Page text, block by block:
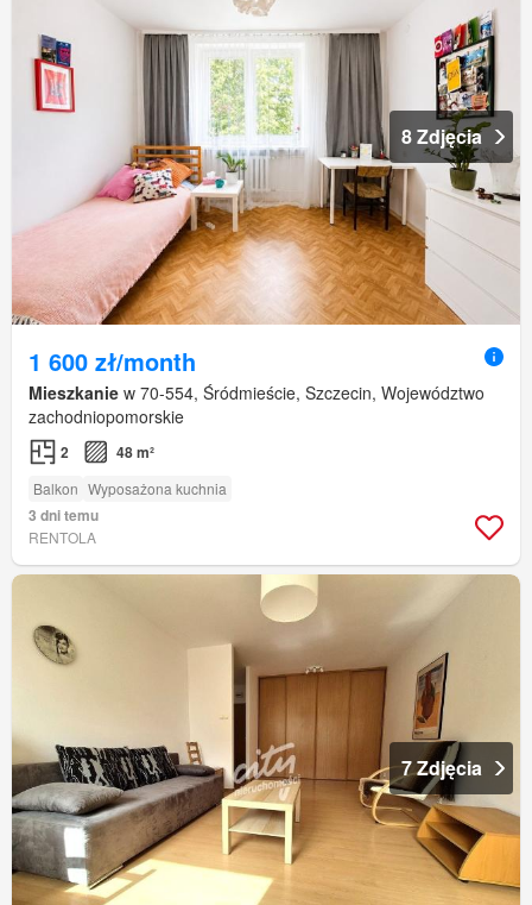
8 Zdjęcia
1 600 zł/month
Mieszkanie w 70-554, Śródmieście, Szczecin, Województwo
zachodniopomorskie
2 48 m²
Balkon Wyposażona kuchnia
3 dni temu
RENTOLA
7 Zdjęcia